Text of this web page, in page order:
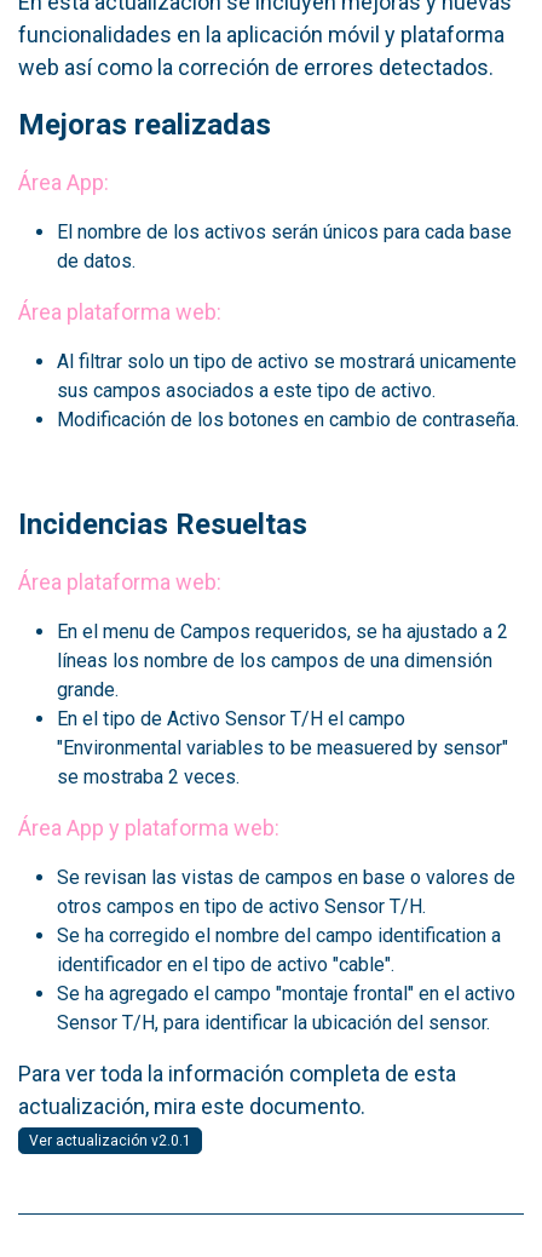
funcionalidades en la aplicación móvil y plataforma
web así como la correción de errores detectados.
Mejoras realizadas
Área App:
El nombre de los activos serán únicos para cada base
de datos.
Área plataforma web:
Al filtrar solo un tipo de activo se mostrará unicamente
sus campos asociados a este tipo de activo.
Modificación de los botones en cambio de contraseña.
Incidencias Resueltas
Área plataforma web:
En el menu de Campos requeridos, se ha ajustado a 2
líneas los nombre de los campos de una dimensión
grande.
En el tipo de Activo Sensor T/H el campo
"Environmental variables to be measuered by sensor"
se mostraba 2 veces.
Área App y plataforma web:
Se revisan las vistas de campos en base o valores de
otros campos en tipo de activo Sensor T/H.
Se ha corregido el nombre del campo identification a
identificador en el tipo de activo "cable".
Se ha agregado el campo "montaje frontal" en el activo
Sensor T/H, para identificar la ubicación del sensor.
Para ver toda la información completa de esta
actualización, mira este documento.
Ver actualización v2.0.1